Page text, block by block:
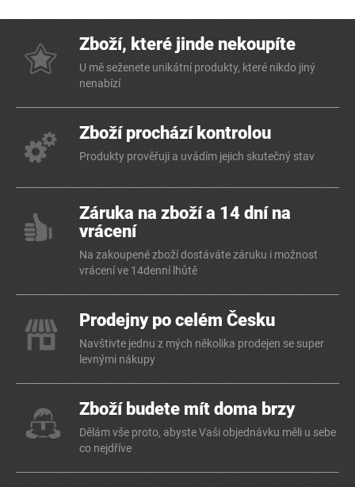
Zboží, které jinde nekoupíte
U mě seženete unikátní produkty, které nikdo jiný
nenabízí
Zboží prochází kontrolou
Produkty prověřuji a uvádím jejich skutečný stav
Záruka na zboží a 14 dní na
vrácení
Na zakoupené zboží dostáváte záruku i možnost
vrácení ve 14denní lhůtě
Prodejny po celém Česku
Navštivte jednu z mých několika prodejen se super
levnými nákupy
Zboží budete mít doma brzy
Dělám vše proto, abyste Vaši objednávku měli u sebe
co nejdříve